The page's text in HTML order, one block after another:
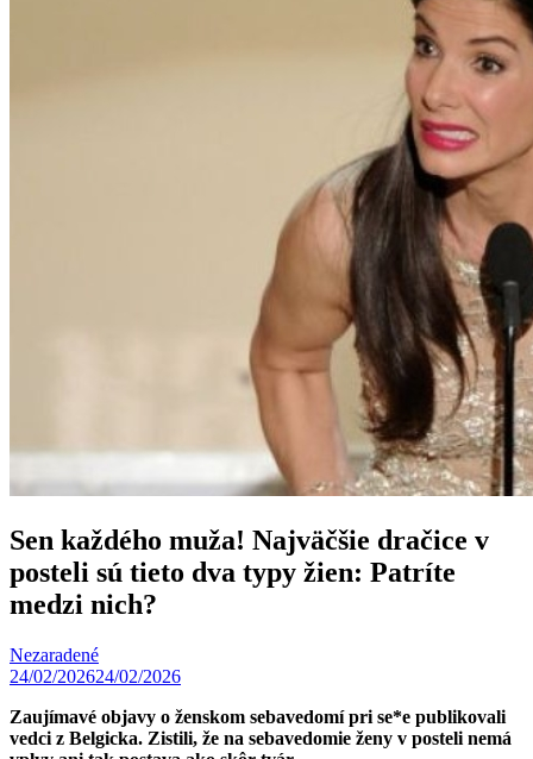
Sen každého muža! Najväčšie dračice v
posteli sú tieto dva typy žien: Patríte
medzi nich?
Nezaradené
24/02/202624/02/2026
Zaujímavé objavy o ženskom sebavedomí pri se*e publikovali
vedci z Belgicka. Zistili, že na sebavedomie ženy v posteli nemá